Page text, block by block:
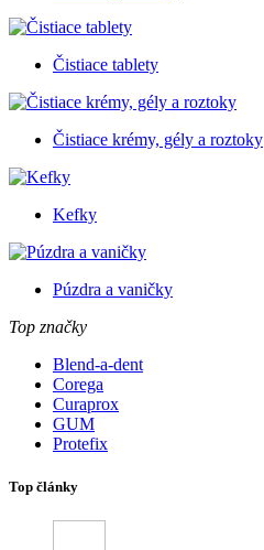
Čistiace tablety
Čistiace krémy, gély a roztoky
Kefky
Púzdra a vaničky
Top značky
Blend-a-dent
Corega
Curaprox
GUM
Protefix
Top články